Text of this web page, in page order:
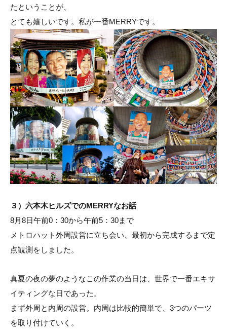
たということが、
とても嬉しいです。私が一番MERRYです。
３）六本木ヒルズでのMERRYなお話
8月8日午前0：30から午前5：30まで
メトロハット外周設営に立ち会い、最初から完成するまで定
点観測をしました。
真夏の夜の夢のようなこの作業の当日は、世界で一番エキサ
イティングな日であった。
まず外周と内周の設営。内周は比較的簡単で、3つのパーツ
を取り付けていく。